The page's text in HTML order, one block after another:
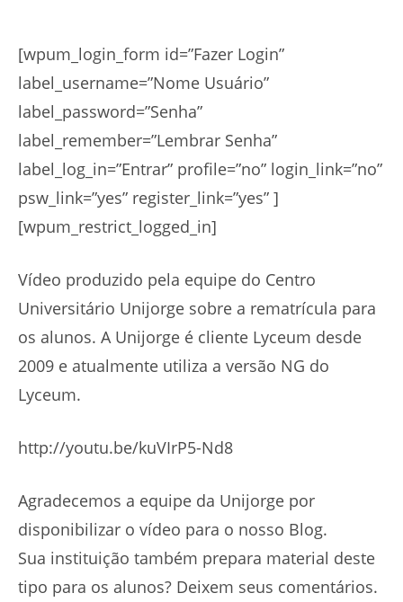
[wpum_login_form id=”Fazer Login”
label_username=”Nome Usuário”
label_password=”Senha”
label_remember=”Lembrar Senha”
label_log_in=”Entrar” profile=”no” login_link=”no”
psw_link=”yes” register_link=”yes” ]
[wpum_restrict_logged_in]
Vídeo produzido pela equipe do Centro
Universitário Unijorge sobre a rematrícula para
os alunos. A Unijorge é cliente Lyceum desde
2009 e atualmente utiliza a versão NG do
Lyceum.
http://youtu.be/kuVIrP5-Nd8
Agradecemos a equipe da Unijorge por
disponibilizar o vídeo para o nosso Blog.
Sua instituição também prepara material deste
tipo para os alunos? Deixem seus comentários.